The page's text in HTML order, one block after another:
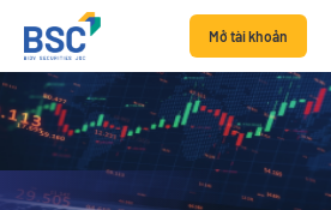
Mở tài khoản